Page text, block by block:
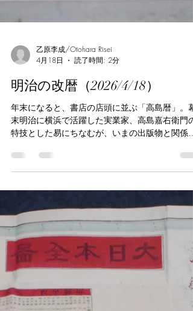
乙原李成/Otohara Risei
明治の改暦（2026/4/18）
年末になると、書店の店頭に並ぶ「高島暦」。幕
末明治に横浜で活躍した実業家、高島嘉右衛門の
特技とした易にちなむが、いまの出版物と関係は
ないらしい。 明治5（1872）年12月3日、突如
陽暦に改暦され、その日は明治6年1月1日になっ
た。大隈重信の伝記などによると、それまでの太
陰太陽暦では数年に1度うるう月が発生しており
官僚に払う月給を節約するためだった説がある。